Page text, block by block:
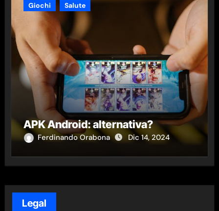
Giochi Salute
APK Android: alternativa?
Ferdinando Orabona Dic 14, 2024
Legal